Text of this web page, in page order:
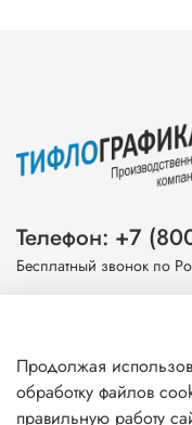
Телефон: +7
Бесплатный звонок по
Продолжая
обработку файлов
правильную работу